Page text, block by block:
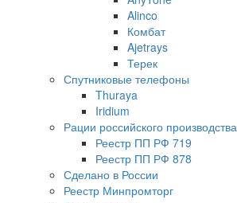
Alinco
Комбат
Ajetrays
Терек
Спутниковые телефоны
Thuraya
Iridium
Рации российского производства
Реестр ПП РФ 719
Реестр ПП РФ 878
Сделано в России
Реестр Минпромторг